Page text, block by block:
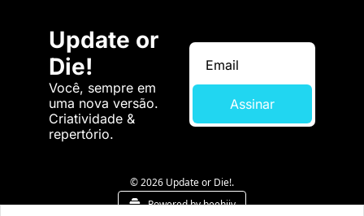
Update or
Die!
Você, sempre em
uma nova versão.
Criatividade &
repertório.
Assinar
© 2026 Update or Die!.
Powered by beehiiv